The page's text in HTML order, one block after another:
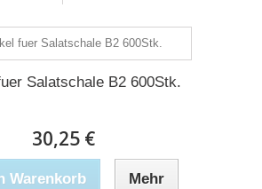
Salatschale B2 600Stk.
30,25 €
Warenkorb Mehr